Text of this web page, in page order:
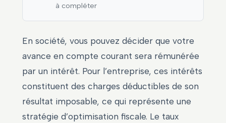
à compléter
En société, vous pouvez décider que votre
avance en compte courant sera rémunérée
par un intérêt. Pour l’entreprise, ces intérêts
constituent des charges déductibles de son
résultat imposable, ce qui représente une
stratégie d’optimisation fiscale. Le taux